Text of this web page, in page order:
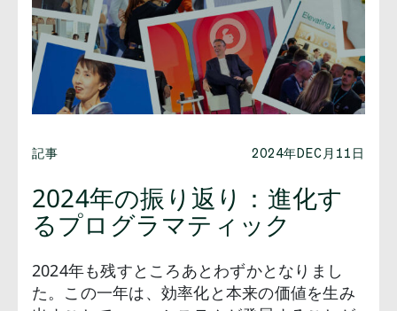
記事 2024年DEC月11日
2024年の振り返り：進化す
るプログラマティック
2024年も残すところあとわずかとなりまし
た。この一年は、効率化と本来の価値を生み